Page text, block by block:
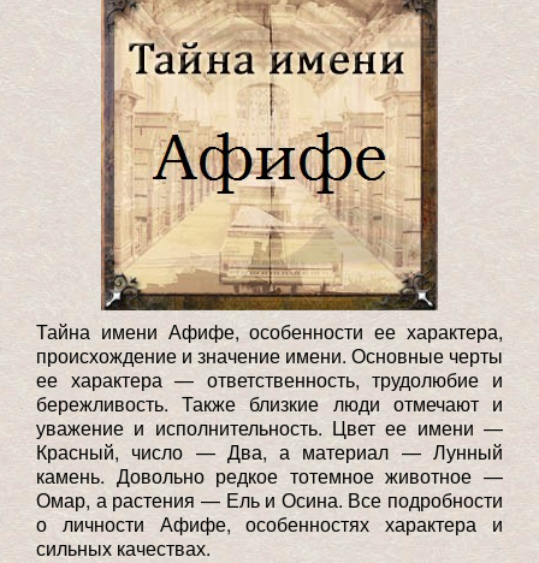
Тайна имени Афифе, особенности ее характера,
происхождение и значение имени. Основные черты
ее характера — ответственность, трудолюбие и
бережливость. Также близкие люди отмечают и
уважение и исполнительность. Цвет ее имени —
Красный, число — Два, а материал — Лунный
камень. Довольно редкое тотемное животное —
Омар, а растения — Ель и Осина. Все подробности
о личности Афифе, особенностях характера и
сильных качествах.